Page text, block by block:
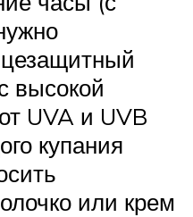
высокой
UVA и UVB
купания
или крем